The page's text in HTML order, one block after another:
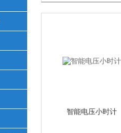
智能电压小时计